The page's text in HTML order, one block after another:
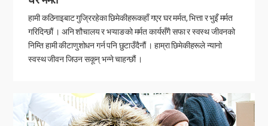
हामी कठिनाइबाट गुज्रिरहेका छिमेकीहरूकहाँ गएर घर मर्मत, भित्ता र भुइँ मर्मत
गरिदिन्छौं । अनि शौचालय र भऱ्याङको मर्मत कार्यसँगै सफा र स्वस्थ जीवनको
निम्ति हामी कीटाणुशोधन गर्न पनि छुटाउँदैनौं । हाम्रा छिमेकीहरूले न्यानो
स्वस्थ जीवन जिउन सकून् भन्ने चाहन्छौं ।